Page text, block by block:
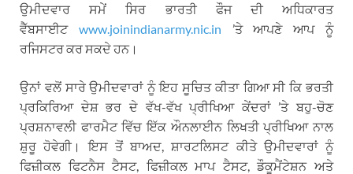
ਉਮੀਦਵਾਰ ਸਮੇਂ ਸਿਰ ਭਾਰਤੀ ਫੌਜ ਦੀ ਅਧਿਕਾਰਤ
ਵੈੱਬਸਾਈਟ www.joinindianarmy.nic.in ’ਤੇ ਆਪਣੇ ਆਪ ਨੂੰ
ਰਜਿਸਟਰ ਕਰ ਸਕਦੇ ਹਨ।
ਉਨਾਂ ਵਲੋਂ ਸਾਰੇ ਉਮੀਦਵਾਰਾਂ ਨੂੰ ਇਹ ਸੂਚਿਤ ਕੀਤਾ ਗਿਆ ਸੀ ਕਿ ਭਰਤੀ
ਪ੍ਰਕਿਰਿਆ ਦੇਸ਼ ਭਰ ਦੇ ਵੱਖ-ਵੱਖ ਪ੍ਰੀਖਿਆ ਕੇਂਦਰਾਂ ’ਤੇ ਬਹੁ-ਚੋਣ
ਪ੍ਰਸ਼ਨਾਵਲੀ ਫਾਰਮੈਟ ਵਿੱਚ ਇੱਕ ਔਨਲਾਈਨ ਲਿਖਤੀ ਪ੍ਰੀਖਿਆ ਨਾਲ
ਸ਼ੁਰੂ ਹੋਵੇਗੀ। ਇਸ ਤੋਂ ਬਾਅਦ, ਸ਼ਾਰਟਲਿਸਟ ਕੀਤੇ ਉਮੀਦਵਾਰਾਂ ਨੂੰ
ਫਿਜ਼ੀਕਲ ਫਿਟਨੈਸ ਟੈਸਟ, ਫਿਜ਼ੀਕਲ ਮਾਪ ਟੈਸਟ, ਡੌਕੂਮੈਂਟੇਸ਼ਨ ਅਤੇ